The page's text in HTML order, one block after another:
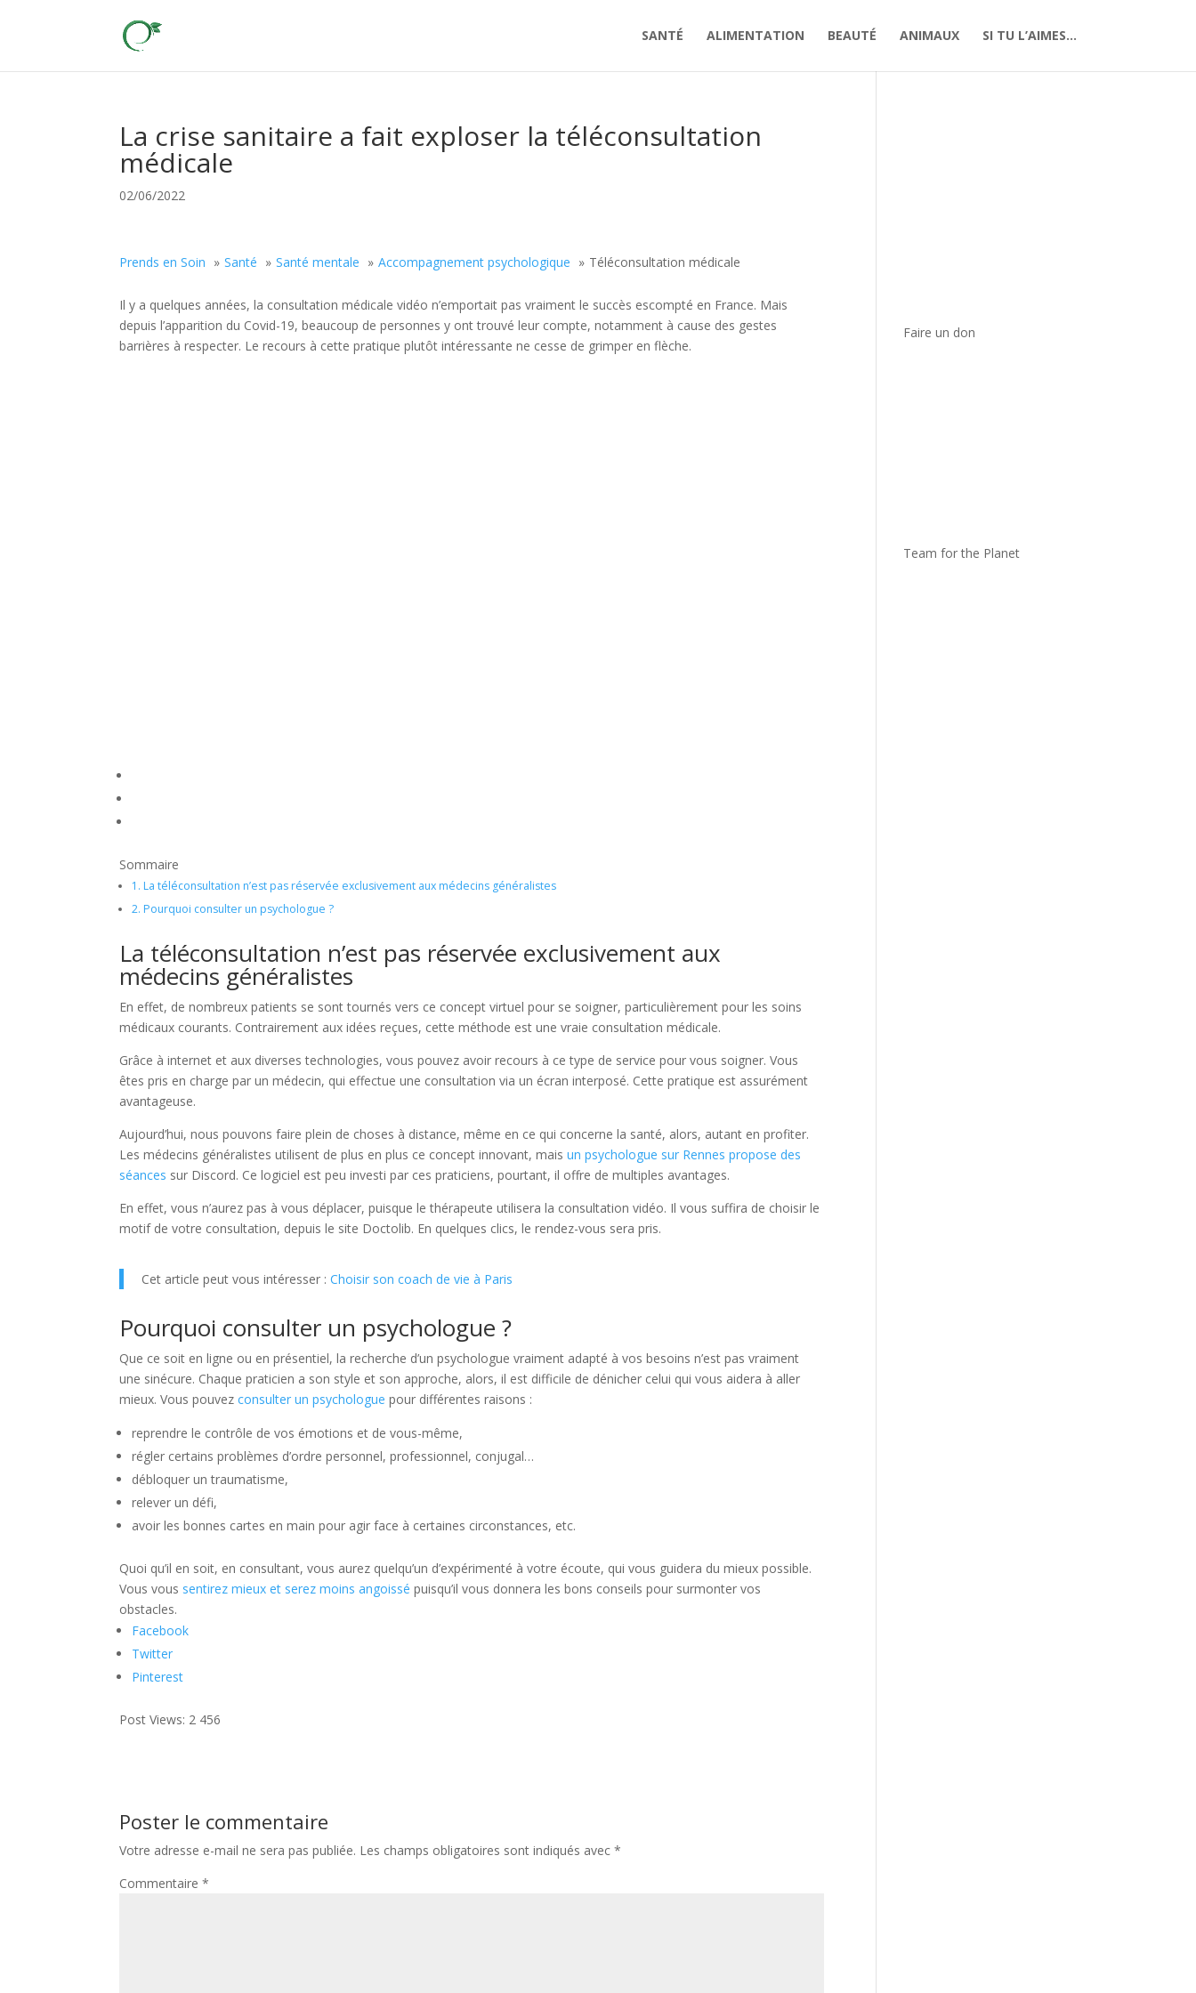
SANTÉ ALIMENTATION BEAUTÉ ANIMAUX SI TU L’AIMES…
La crise sanitaire a fait exploser la téléconsultation
médicale
02/06/2022
Prends en Soin Santé Santé mentale Accompagnement psychologique Téléconsultation médicale
Il y a quelques années, la consultation médicale vidéo n’emportait pas vraiment le succès escompté en France. Mais
depuis l’apparition du Covid-19, beaucoup de personnes y ont trouvé leur compte, notamment à cause des gestes
barrières à respecter. Le recours à cette pratique plutôt intéressante ne cesse de grimper en flèche.
Sommaire
1. La téléconsultation n’est pas réservée exclusivement aux médecins généralistes
2. Pourquoi consulter un psychologue ?
La téléconsultation n’est pas réservée exclusivement aux
médecins généralistes
En effet, de nombreux patients se sont tournés vers ce concept virtuel pour se soigner, particulièrement pour les soins
médicaux courants. Contrairement aux idées reçues, cette méthode est une vraie consultation médicale.
Grâce à internet et aux diverses technologies, vous pouvez avoir recours à ce type de service pour vous soigner. Vous
êtes pris en charge par un médecin, qui effectue une consultation via un écran interposé. Cette pratique est assurément
avantageuse.
Aujourd’hui, nous pouvons faire plein de choses à distance, même en ce qui concerne la santé, alors, autant en profiter.
Les médecins généralistes utilisent de plus en plus ce concept innovant, maisun psychologue sur Rennes propose des
séances sur Discord. Ce logiciel est peu investi par ces praticiens, pourtant, il offre de multiples avantages.
En effet, vous n’aurez pas à vous déplacer, puisque le thérapeute utilisera la consultation vidéo. Il vous suffira de choisir le
motif de votre consultation, depuis le site Doctolib. En quelques clics, le rendez-vous sera pris.
Cet article peut vous intéresser :Choisir son coach de vie à Paris
Pourquoi consulter un psychologue ?
Que ce soit en ligne ou en présentiel, la recherche d’un psychologue vraiment adapté à vos besoins n’est pas vraiment
une sinécure. Chaque praticien a son style et son approche, alors, il est difficile de dénicher celui qui vous aidera à aller
mieux. Vous pouvezconsulter un psychologue pour différentes raisons :
reprendre le contrôle de vos émotions et de vous-même,
régler certains problèmes d’ordre personnel, professionnel, conjugal…
débloquer un traumatisme,
relever un défi,
avoir les bonnes cartes en main pour agir face à certaines circonstances, etc.
Quoi qu’il en soit, en consultant, vous aurez quelqu’un d’expérimenté à votre écoute, qui vous guidera du mieux possible.
Vous vous sentirez mieux et serez moins angoissé puisqu’il vous donnera les bons conseils pour surmonter vos
obstacles.
Facebook
Twitter
Pinterest
Post Views: 2 456
Poster le commentaire
Votre adresse e-mail ne sera pas publiée. Les champs obligatoires sont indiqués avec*
Commentaire*
Faire un don
Team for the Planet